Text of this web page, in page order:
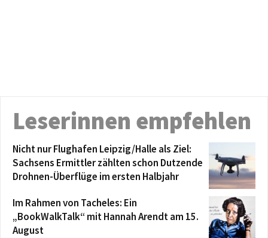
Leserinnen empfehlen
Nicht nur Flughafen Leipzig/Halle als Ziel:
Sachsens Ermittler zählten schon Dutzende
Drohnen-Überflüge im ersten Halbjahr
Im Rahmen von Tacheles: Ein
„BookWalkTalk“ mit Hannah Arendt am 15.
August